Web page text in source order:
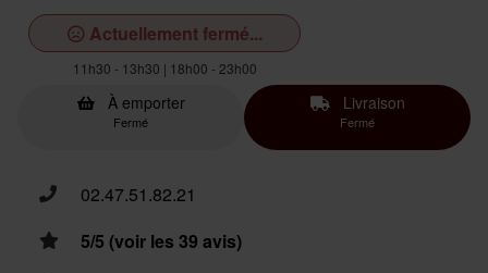
Actuellement fermé...
11h30 - 13h30 | 18h00 - 23h00
À emporter
Fermé
Livraison
Fermé
02.47.51.82.21
5/5 (voir les 39 avis)